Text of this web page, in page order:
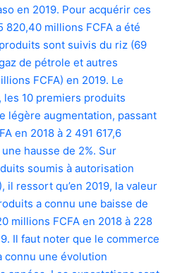
en 2019. Pour acquérir ces
820,40 millions FCFA a été
sont suivis du riz (69
de pétrole et autres
FCFA) en 2019. Le
les 10 premiers produits
légère augmentation, passant
en 2018 à 2 491 617,6
hausse de 2%. Sur
soumis à autorisation
il ressort qu’en 2019, la valeur
a connu une baisse de
millions FCFA en 2018 à 228
Il faut noter que le commerce
connu une évolution